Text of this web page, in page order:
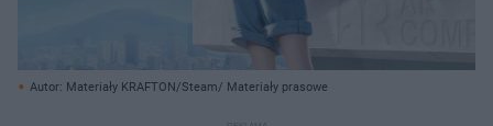
Autor: Materiały KRAFTON/Steam/ Materiały prasowe